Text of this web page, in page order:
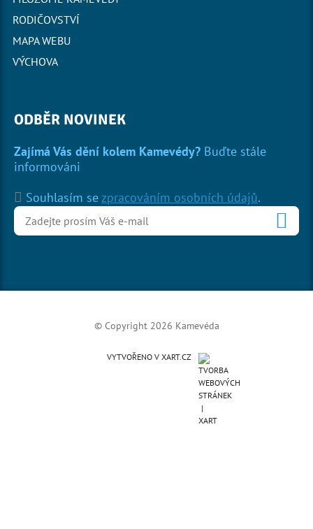
RODIČOVSTVÍ
MAPA WEBU
VÝCHOVA
ODBĚR NOVINEK
Zajímá Vás dění kolem Kamevédy? Buďte stále
informováni
Souhlasím sezpracováním osobních údajů.
© Copyright 2026 Kamevéda
VYTVOŘENO V XART.CZ